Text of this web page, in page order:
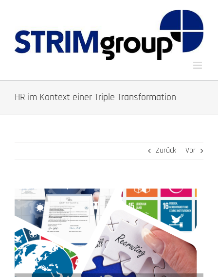
HR im Kontext einer Triple Transformation
Zurück Vor